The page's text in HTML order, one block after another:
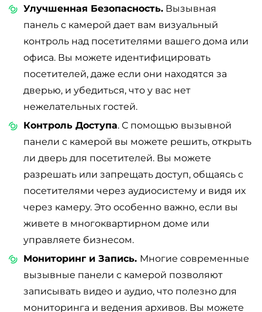
Улучшенная Безопасность. Вызывная
панель с камерой дает вам визуальный
контроль над посетителями вашего дома или
офиса. Вы можете идентифицировать
посетителей, даже если они находятся за
дверью, и убедиться, что у вас нет
нежелательных гостей.
Контроль Доступа. С помощью вызывной
панели с камерой вы можете решить, открыть
ли дверь для посетителей. Вы можете
разрешать или запрещать доступ, общаясь с
посетителями через аудиосистему и видя их
через камеру. Это особенно важно, если вы
живете в многоквартирном доме или
управляете бизнесом.
Мониторинг и Запись. Многие современные
вызывные панели с камерой позволяют
записывать видео и аудио, что полезно для
мониторинга и ведения архивов. Вы можете